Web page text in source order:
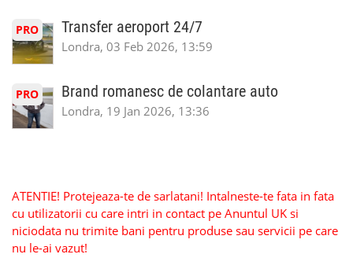
PRO Transfer aeroport 24/7
Londra, 03 Feb 2026, 13:59
PRO Brand romanesc de colantare auto
Londra, 19 Jan 2026, 13:36
ATENTIE! Protejeaza-te de sarlatani! Intalneste-te fata in fata
cu utilizatorii cu care intri in contact pe Anuntul UK si
niciodata nu trimite bani pentru produse sau servicii pe care
nu le-ai vazut!